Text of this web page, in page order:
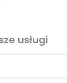
usługi